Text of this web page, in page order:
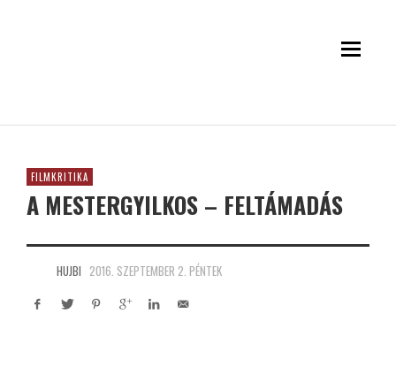
FILMKRITIKA
A MESTERGYILKOS – FELTÁMADÁS
HUJBI 2016. SZEPTEMBER 2. PÉNTEK